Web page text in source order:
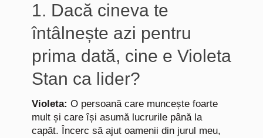
1. Dacă cineva te
întâlnește azi pentru
prima dată, cine e Violeta
Stan ca lider?
Violeta: O persoană care muncește foarte
mult și care își asumă lucrurile până la
capăt. Încerc să ajut oamenii din jurul meu,